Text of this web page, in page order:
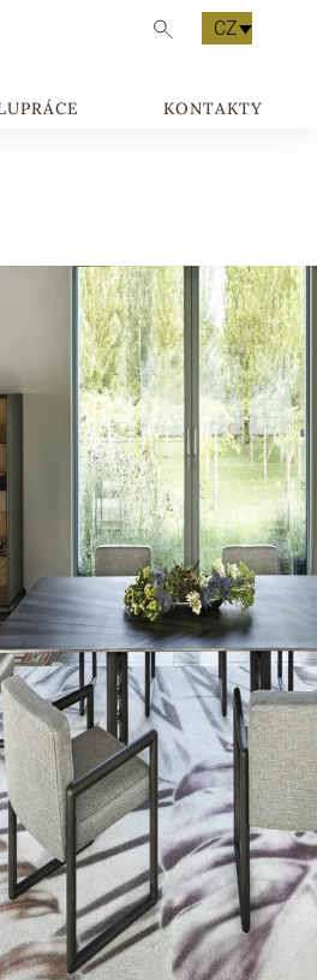
CZ
KONTAKTY
symbolem kvality,
Spojuje přírodní
čemuž vzniká
přitáhne
masivního dřeva
detailem
zatímco
životnost.
kde na jeho
Každý
podnože až po
dřevěná
sklem působí
vizuální efekt.
dominantou
volbou pro